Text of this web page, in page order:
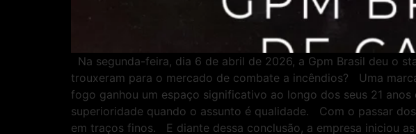
Na segunda-feira, dia 6 de abril de 2026, a Gpm Brasil deu o
trouxeram para o mercado de combate a incêndios? Uma
fogo ganhou um espaço significativo ao longo dos seus 21
superioridade quando o assunto é qualidade. Com o passar
em traços finos. E diante dessa conclusão, a empresa iniciou